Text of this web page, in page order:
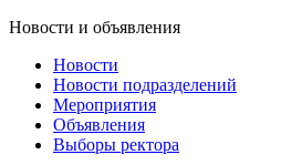
Новости и объявления
Новости
Новости подразделений
Мероприятия
Объявления
Выборы ректора